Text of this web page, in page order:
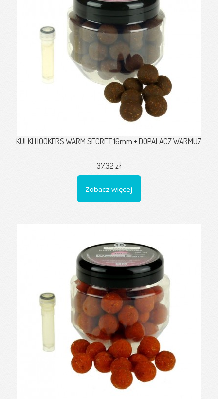
KULKI HOOKERS WARM SECRET 16mm + DOPALACZ WARMUZ
37,32 zł
Zobacz więcej